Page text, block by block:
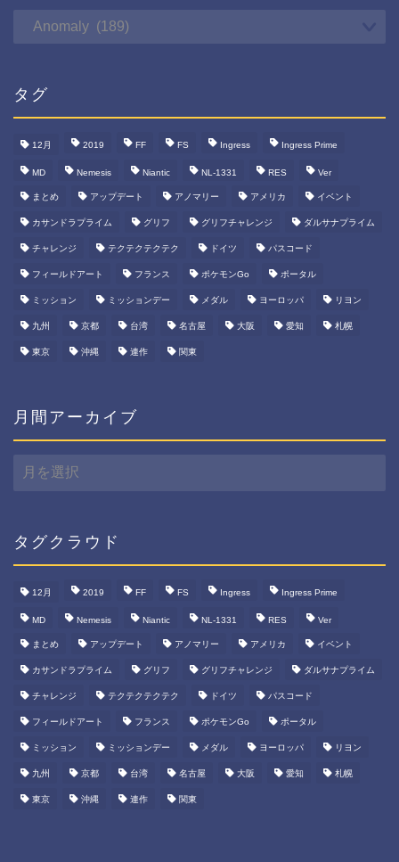
ー
タグ
12月 2019 FF FS Ingress Ingress Prime
MD Nemesis Niantic NL-1331 RES Ver
まとめ アップデート アノマリー アメリカ イベント
カサンドラプライム グリフ グリフチャレンジ ダルサナプライム
チャレンジ テクテクテクテク ドイツ パスコード
フィールドアート フランス ポケモンGo ポータル
ミッション ミッションデー メダル ヨーロッパ リヨン
九州 京都 台湾 名古屋 大阪 愛知 札幌
東京 沖縄 連作 関東
月間アーカイブ
間
カ
タグクラウド
12月 2019 FF FS Ingress Ingress Prime
MD Nemesis Niantic NL-1331 RES Ver
まとめ アップデート アノマリー アメリカ イベント
カサンドラプライム グリフ グリフチャレンジ ダルサナプライム
チャレンジ テクテクテクテク ドイツ パスコード
フィールドアート フランス ポケモンGo ポータル
ミッション ミッションデー メダル ヨーロッパ リヨン
九州 京都 台湾 名古屋 大阪 愛知 札幌
東京 沖縄 連作 関東